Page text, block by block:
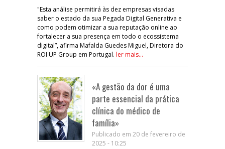
"Esta análise permitirá às dez empresas visadas
saber o estado da sua Pegada Digital Generativa e
como podem otimizar a sua reputação online ao
fortalecer a sua presença em todo o ecossistema
digital”, afirma Mafalda Guedes Miguel, Diretora do
ROI UP Group em Portugal. ler mais...
«A gestão da dor é uma
parte essencial da prática
clínica do médico de
família»
Publicado em 20 de fevereiro de
2025 - 10:25